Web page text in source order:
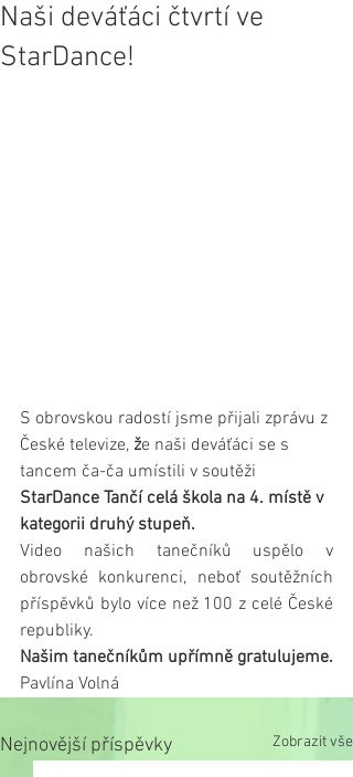
Naši deváťáci čtvrtí ve
StarDance!
S obrovskou radostí jsme přijali zprávu z
České televize, že naši deváťáci se s
tancem ča-ča umístili v soutěži
StarDance Tančí celá škola na 4. místě v
kategorii druhý stupeň.
Video našich tanečníků uspělo v
obrovské konkurenci, neboť soutěžních
příspěvků bylo více než 100 z celé České
republiky.
Našim tanečníkům upřímně gratulujeme.
Pavlína Volná
Nejnovější příspěvky Zobrazit vše